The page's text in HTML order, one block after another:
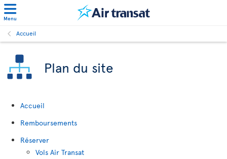
Menu
Accueil
Plan du site
Accueil
Remboursements
Réserver
Vols Air Transat